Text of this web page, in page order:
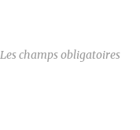
Les champs obligatoires